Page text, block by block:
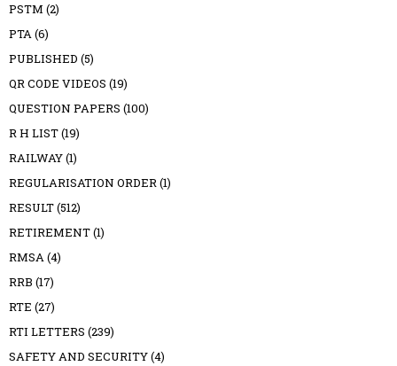
PSTM (2)
PTA(6)
PUBLISHED (5)
QR CODE VIDEOS (19)
QUESTION PAPERS (100)
R H LIST(19)
RAILWAY(1)
REGULARISATION ORDER(1)
RESULT(512)
RETIREMENT(1)
RMSA(4)
RRB (17)
RTE (27)
RTI LETTERS (239)
SAFETY AND SECURITY(4)